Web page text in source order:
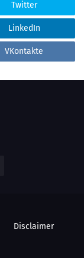
Twitter
LinkedIn
VKontakte
Disclaimer